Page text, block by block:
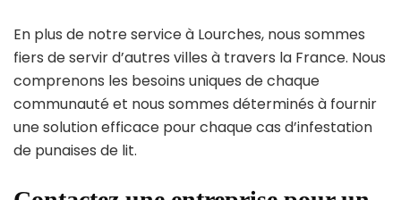
En plus de notre service à Lourches, nous sommes
fiers de servir d’autres villes à travers la France. Nous
comprenons les besoins uniques de chaque
communauté et nous sommes déterminés à fournir
une solution efficace pour chaque cas d’infestation
de punaises de lit.